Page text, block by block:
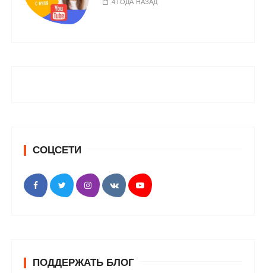
4 ГОДА НАЗАД
СОЦСЕТИ
ПОДДЕРЖАТЬ БЛОГ